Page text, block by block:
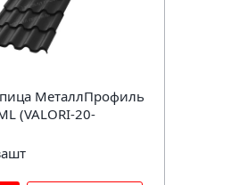
МеталлПрофиль
(VALORI-20-
шт